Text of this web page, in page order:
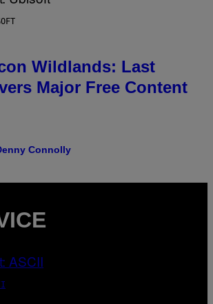
Wildlands: Last
Major Free Content
Connolly